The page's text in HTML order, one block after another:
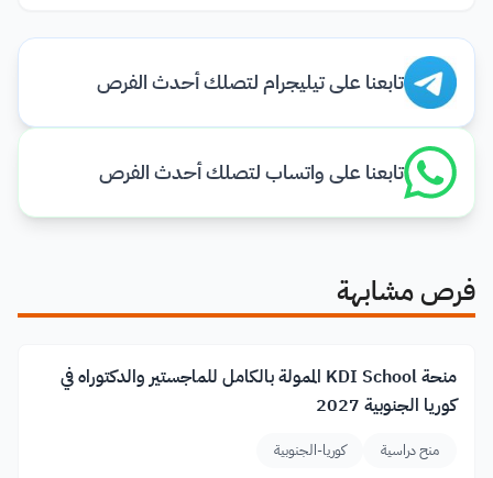
تابعنا على تيليجرام لتصلك أحدث الفرص
تابعنا على واتساب لتصلك أحدث الفرص
فرص مشابهة
منحة KDI School الممولة بالكامل للماجستير والدكتوراه في
كوريا الجنوبية 2027
منح دراسية كوريا-الجنوبية